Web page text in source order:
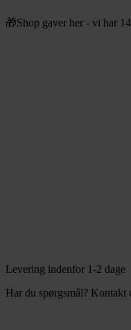
til
🎁Shop gaver her - vi har
Levering indenfor 1-2 dage
Har du spørgsmål? Kontakt